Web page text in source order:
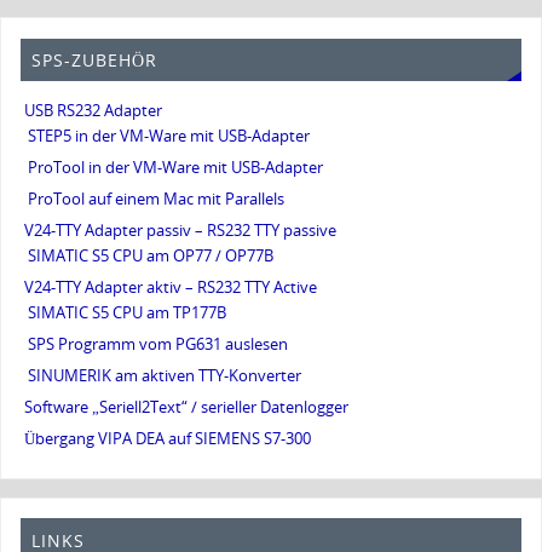
SPS-ZUBEHÖR
USB RS232 Adapter
STEP5 in der VM-Ware mit USB-Adapter
ProTool in der VM-Ware mit USB-Adapter
ProTool auf einem Mac mit Parallels
V24-TTY Adapter passiv – RS232 TTY passive
SIMATIC S5 CPU am OP77 / OP77B
V24-TTY Adapter aktiv – RS232 TTY Active
SIMATIC S5 CPU am TP177B
SPS Programm vom PG631 auslesen
SINUMERIK am aktiven TTY-Konverter
Software „Seriell2Text“ / serieller Datenlogger
Übergang VIPA DEA auf SIEMENS S7-300
LINKS